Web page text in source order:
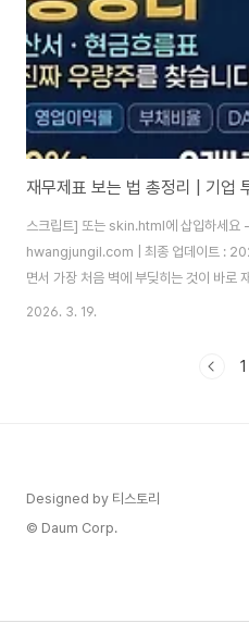
스크립트] 또는 skin.html에 삽입하세요
hwangjungil.com | 최종 업데이트 :
면서 가장 처음 벽에 부딪히는 것이 바로
들이 가득한 표를 보고 어디서부터 봐야
석을 통해 2023년 한 반도체 소재 기업
2026. 3. 19.
1
Designed by 티스토리
© Daum Corp.